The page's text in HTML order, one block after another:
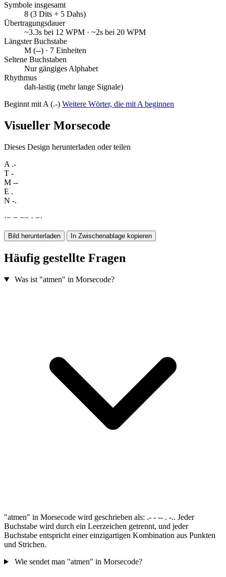
Symbole insgesamt
8 (3 Dits + 5 Dahs)
Übertragungsdauer
~3.3s bei 12 WPM · ~2s bei 20 WPM
Längster Buchstabe
M (--) · 7 Einheiten
Seltene Buchstaben
Nur gängiges Alphabet
Rhythmus
dah-lastig (mehr lange Signale)
Beginnt mit A (.-) Weitere Wörter, die mit A beginnen
Visueller Morsecode
Dieses Design herunterladen oder teilen
A .-
T -
M --
E .
N -.
·− − −− · −·
Bild herunterladen In Zwischenablage kopieren
Häufig gestellte Fragen
Was ist "atmen" in Morsecode?
"atmen" in Morsecode wird geschrieben als: .- - -- . -.. Jeder
Buchstabe wird durch ein Leerzeichen getrennt, und jeder
Buchstabe entspricht einer einzigartigen Kombination aus Punkten
und Strichen.
Wie sendet man "atmen" in Morsecode?